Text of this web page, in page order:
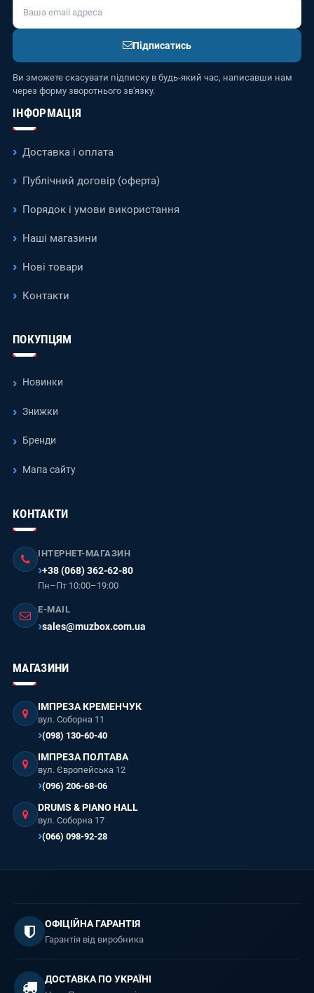
Підписатись
Ви зможете скасувати підписку в будь-який час, написавши нам
через форму зворотнього зв'язку.
ІНФОРМАЦІЯ
Доставка і оплата
Публічний договір (оферта)
Порядок і умови використання
Наші магазини
Нові товари
Контакти
ПОКУПЦЯМ
Новинки
Знижки
Бренди
Мапа сайту
КОНТАКТИ
ІНТЕРНЕТ-МАГАЗИН
+38 (068) 362-62-80
Пн–Пт 10:00–19:00
E-MAIL
sales@muzbox.com.ua
МАГАЗИНИ
ІМПРЕЗА КРЕМЕНЧУК
вул. Соборна 11
(098) 130-60-40
ІМПРЕЗА ПОЛТАВА
вул. Європейська 12
(096) 206-68-06
DRUMS & PIANO HALL
вул. Соборна 17
(066) 098-92-28
ОФІЦІЙНА ГАРАНТІЯ
Гарантія від виробника
ДОСТАВКА ПО УКРАЇНІ